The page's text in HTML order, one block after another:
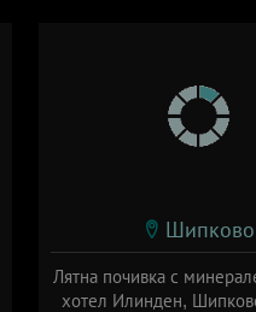
Шипково
Лятна почивка с
хотел Илинден,